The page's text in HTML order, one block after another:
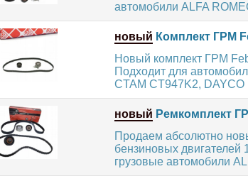
автомобили ALFA
новый Комплект ГРМ
Новый комплект ГРМ
Подходит для
CTAM CT947K2, DAYCO
новый Ремкомплект
Продаем абсолютно
бензиновых двигателей
грузовые автомобили